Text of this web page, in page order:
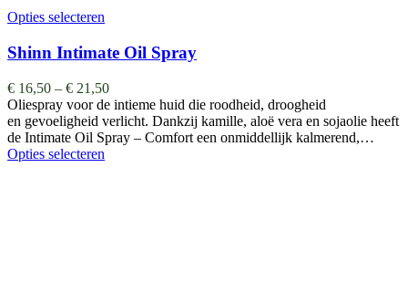
Opties selecteren
Shinn Intimate Oil Spray
€ 16,50 – € 21,50
Oliespray voor de intieme huid die roodheid, droogheid
en gevoeligheid verlicht. Dankzij kamille, aloë vera en sojaolie heeft
de Intimate Oil Spray – Comfort een onmiddellijk kalmerend,…
Opties selecteren